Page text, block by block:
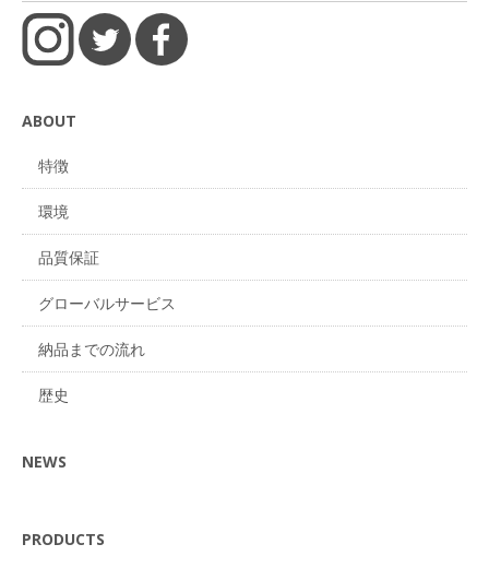
ABOUT
特徴
環境
品質保証
グローバルサービス
納品までの流れ
歴史
NEWS
PRODUCTS